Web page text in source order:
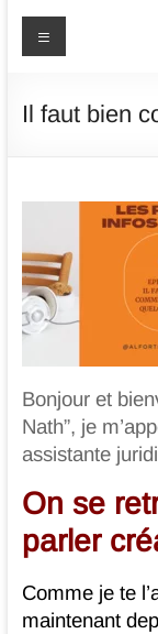
Alfort
–
juridique
Bonneval
Eure
et
Loir
Menu
Il faut bien
Bonjour et
Nath”, je
assistante
On se
parler
Comme je te
maintenant